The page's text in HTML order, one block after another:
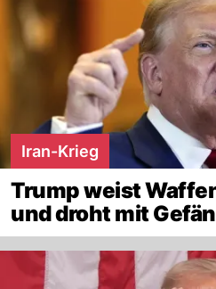
Iran-Krieg
Trump weist
und droht mit